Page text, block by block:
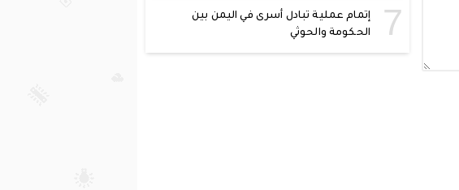
7
إتمام عملية تبادل أسرى في اليمن بين
الحكومة والحوثي